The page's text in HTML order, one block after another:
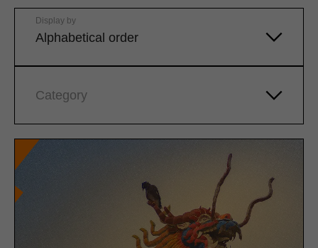
Alphabetical order
Display by
Category